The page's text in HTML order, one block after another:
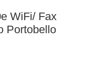
WiFi/ Fax
Portobello